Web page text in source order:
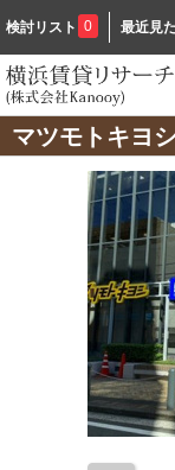
検討リスト 0 最近見
マツモトキヨ